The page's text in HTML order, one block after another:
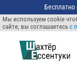
Мы используем cookie
сайте, вы соглашаетесь с